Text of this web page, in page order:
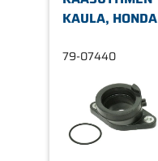
KAULA, HONDA
79-07440